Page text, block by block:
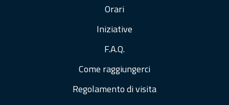
Orari
Iniziative
F.A.Q.
Come raggiungerci
Regolamento di visita